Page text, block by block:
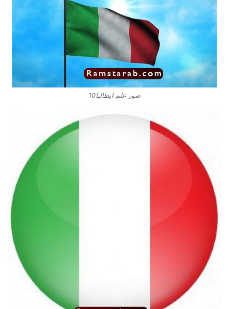
صور علم ايطاليا10